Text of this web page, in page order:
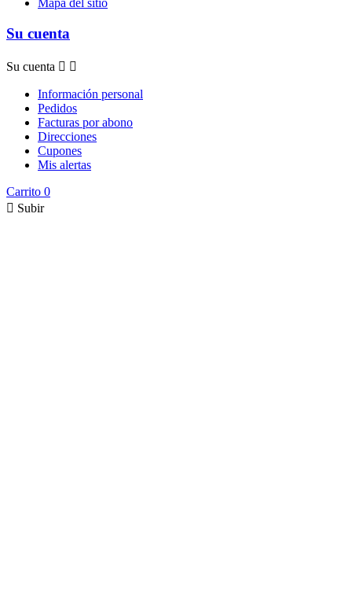
Mapa del sitio
Su cuenta
Su cuenta  
Información personal
Pedidos
Facturas por abono
Direcciones
Cupones
Mis alertas
Carrito 0
 Subir